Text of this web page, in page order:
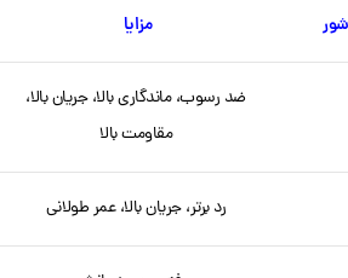
مزایا
ضد رسوب، ماندگاری بالا، جریان بالا،
مقاومت بالا
رد برتر، جریان بالا، عمر طولانی